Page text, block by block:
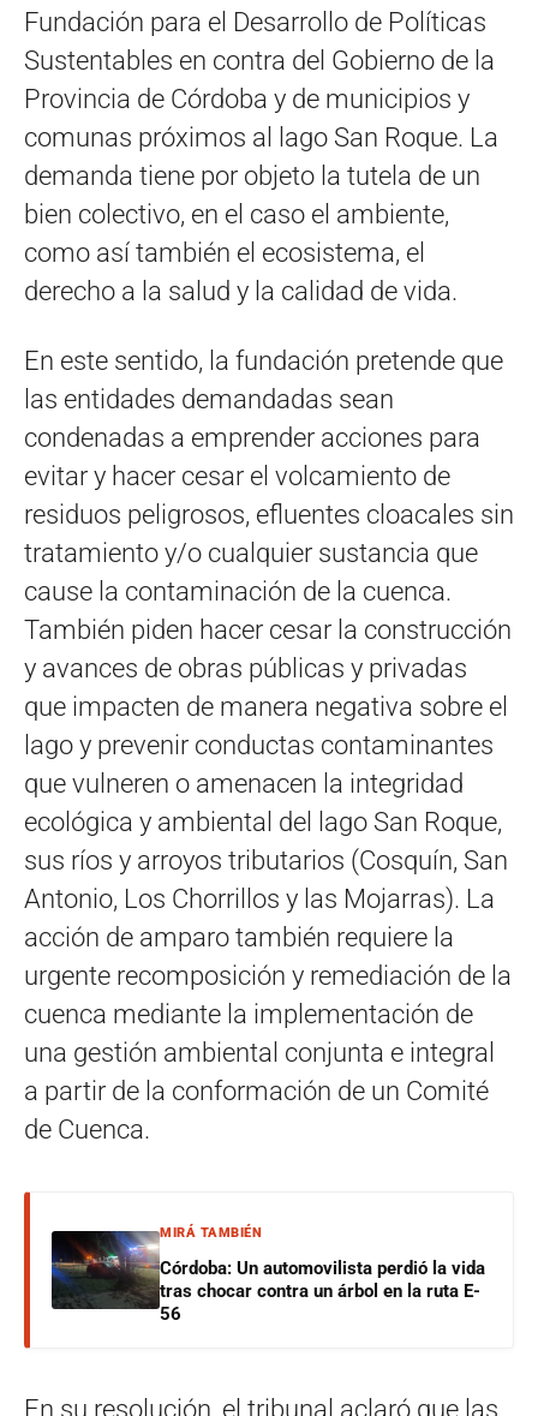
Fundación para el Desarrollo de Políticas
Sustentables en contra del Gobierno de la
Provincia de Córdoba y de municipios y
comunas próximos al lago San Roque. La
demanda tiene por objeto la tutela de un
bien colectivo, en el caso el ambiente,
como así también el ecosistema, el
derecho a la salud y la calidad de vida.
En este sentido, la fundación pretende que
las entidades demandadas sean
condenadas a emprender acciones para
evitar y hacer cesar el volcamiento de
residuos peligrosos, efluentes cloacales sin
tratamiento y/o cualquier sustancia que
cause la contaminación de la cuenca.
También piden hacer cesar la construcción
y avances de obras públicas y privadas
que impacten de manera negativa sobre el
lago y prevenir conductas contaminantes
que vulneren o amenacen la integridad
ecológica y ambiental del lago San Roque,
sus ríos y arroyos tributarios (Cosquín, San
Antonio, Los Chorrillos y las Mojarras). La
acción de amparo también requiere la
urgente recomposición y remediación de la
cuenca mediante la implementación de
una gestión ambiental conjunta e integral
a partir de la conformación de un Comité
de Cuenca.
MIRÁ TAMBIÉN
Córdoba: Un automovilista perdió la vida
tras chocar contra un árbol en la ruta E-
56
En su resolución, el tribunal aclaró que las